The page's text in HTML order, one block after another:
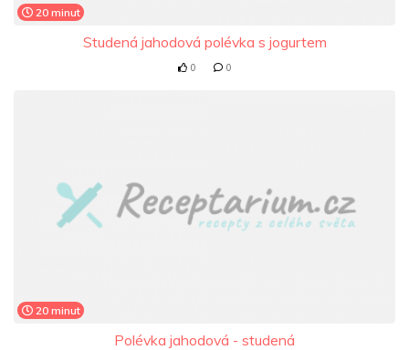
20 minut
Studená jahodová polévka s jogurtem
0 0
20 minut
Polévka jahodová - studená